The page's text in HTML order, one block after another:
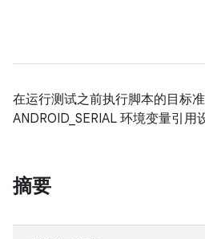
在运行测试之前执行脚本的目标
ANDROID_SERIAL 环境变量引用
摘要